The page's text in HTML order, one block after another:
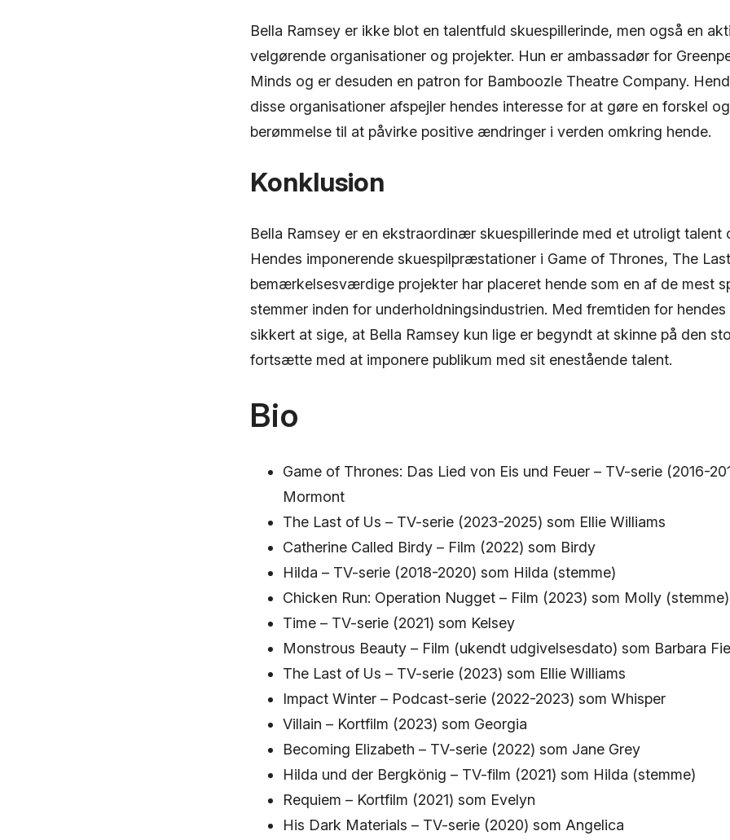
Bella Ramsey er ikke blot en talentfuld skuespillerinde, men også en
velgørende organisationer og projekter. Hun er ambassadør for
Minds og er desuden en patron for Bamboozle Theatre Company.
disse organisationer afspejler hendes interesse for at gøre en forskel
berømmelse til at påvirke positive ændringer i verden omkring hende.
Konklusion
Bella Ramsey er en ekstraordinær skuespillerinde med et utroligt talent
Hendes imponerende skuespilpræstationer i Game of Thrones, The
bemærkelsesværdige projekter har placeret hende som en af de mest
stemmer inden for underholdningsindustrien. Med fremtiden for
sikkert at sige, at Bella Ramsey kun lige er begyndt at skinne på den
fortsætte med at imponere publikum med sit enestående talent.
Bio
Game of Thrones: Das Lied von Eis und Feuer – TV-serie (2016-
Mormont
The Last of Us – TV-serie (2023-2025) som Ellie Williams
Catherine Called Birdy – Film (2022) som Birdy
Hilda – TV-serie (2018-2020) som Hilda (stemme)
Chicken Run: Operation Nugget – Film (2023) som Molly (stemme)
Time – TV-serie (2021) som Kelsey
Monstrous Beauty – Film (ukendt udgivelsesdato) som Barbara
The Last of Us – TV-serie (2023) som Ellie Williams
Impact Winter – Podcast-serie (2022-2023) som Whisper
Villain – Kortfilm (2023) som Georgia
Becoming Elizabeth – TV-serie (2022) som Jane Grey
Hilda und der Bergkönig – TV-film (2021) som Hilda (stemme)
Requiem – Kortfilm (2021) som Evelyn
His Dark Materials – TV-serie (2020) som Angelica